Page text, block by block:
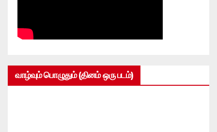
வாழ்வும் பொழுதும் (தினம் ஒரு படம்)